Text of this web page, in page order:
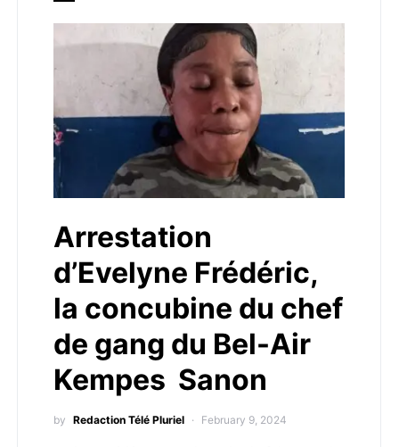
Arrestation
d’Evelyne Frédéric,
la concubine du chef
de gang du Bel-Air
Kempes Sanon
by Redaction Télé Pluriel February 9, 2024